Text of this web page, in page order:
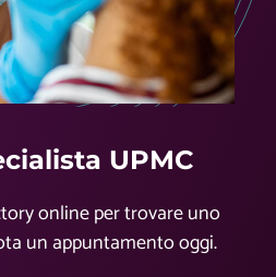
UPMC
online per trovare uno
un appuntamento oggi.